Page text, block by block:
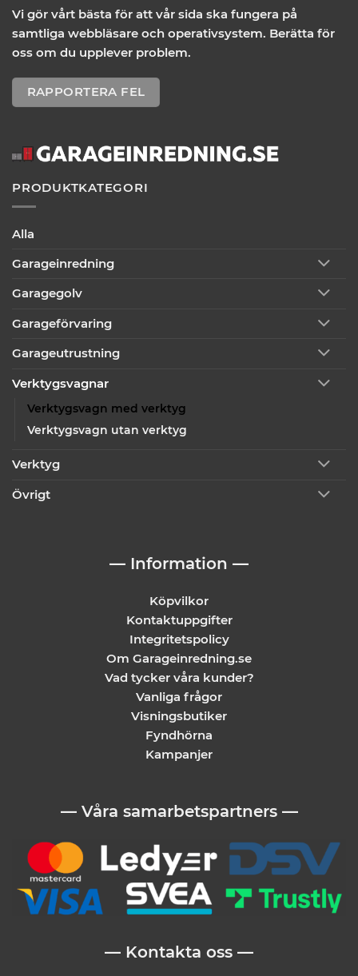
Vi gör vårt bästa för att vår sida ska fungera på
samtliga webbläsare och operativsystem. Berätta för
oss om du upplever problem.
RAPPORTERA FEL
PRODUKTKATEGORI
Alla
Garageinredning
Garagegolv
Garageförvaring
Garageutrustning
Verktygsvagnar
Verktygsvagn med verktyg
Verktygsvagn utan verktyg
Verktyg
Övrigt
— Information —
Köpvilkor
Kontaktuppgifter
Integritetspolicy
Om Garageinredning.se
Vad tycker våra kunder?
Vanliga frågor
Visningsbutiker
Fyndhörna
Kampanjer
— Våra samarbetspartners —
— Kontakta oss —